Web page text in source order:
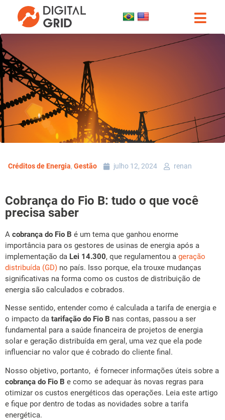
Créditos de Energia, Gestão julho 12, 2024 renan
Cobrança do Fio B: tudo o que você
precisa saber
A cobrança do Fio B é um tema que ganhou enorme
importância para os gestores de usinas de energia após a
implementação da Lei 14.300, que regulamentou a geração
distribuída (GD) no país. Isso porque, ela trouxe mudanças
significativas na forma como os custos de distribuição de
energia são calculados e cobrados.
Nesse sentido, entender como é calculada a tarifa de energia e
o impacto da tarifação do Fio B nas contas, passou a ser
fundamental para a saúde financeira de projetos de energia
solar e geração distribuída em geral, uma vez que ela pode
influenciar no valor que é cobrado do cliente final.
Nosso objetivo, portanto, é fornecer informações úteis sobre a
cobrança do Fio B e como se adequar às novas regras para
otimizar os custos energéticos das operações. Leia este artigo
e fique por dentro de todas as novidades sobre a tarifa
energética.